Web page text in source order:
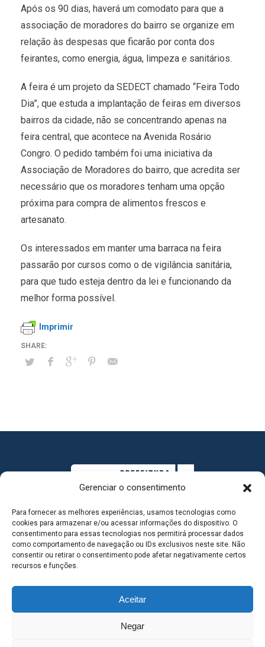
Gerenciar o consentimento
Para fornecer as melhores experiências, usamos tecnologias como
cookies para armazenar e/ou acessar informações do dispositivo. O
consentimento para essas tecnologias nos permitirá processar dados
como comportamento de navegação ou IDs exclusivos neste site. Não
consentir ou retirar o consentimento pode afetar negativamente certos
recursos e funções.
Aceitar
Negar
Após os 90 dias, haverá um comodato para que a
associação de moradores do bairro se organize em
relação às despesas que ficarão por conta dos
feirantes, como energia, água, limpeza e sanitários.
A feira é um projeto da SEDECT chamado “Feira Todo
Dia”, que estuda a implantação de feiras em diversos
bairros da cidade, não se concentrando apenas na
feira central, que acontece na Avenida Rosário
Congro. O pedido também foi uma iniciativa da
Associação de Moradores do bairro, que acredita ser
necessário que os moradores tenham uma opção
próxima para compra de alimentos frescos e
artesanato.
Os interessados em manter uma barraca na feira
passarão por cursos como o de vigilância sanitária,
para que tudo esteja dentro da lei e funcionando da
melhor forma possível.
Imprimir
MAPA DO SITE
SEDE DO ADMINISTRATIVO MUNICIPAL - Avenida